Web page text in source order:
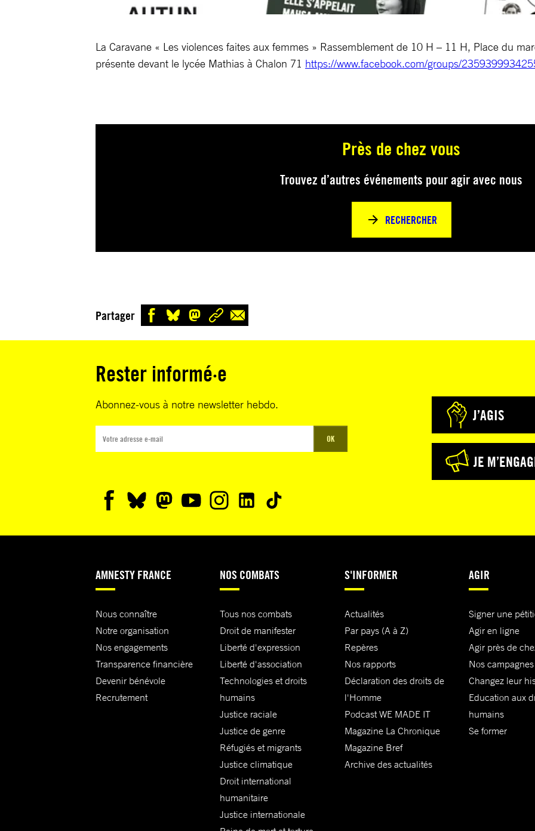
La Caravane « Les violences faites aux femmes » Rassemblement de 10 H – 11 H, Place du
présente devant le lycée Mathias à Chalon 71 https://www.facebook.com/groups/
Près de chez vous
Trouvez d’autres événements pour agir avec nous
RECHERCHER
Partager
Rester informé·e
Abonnez-vous à notre newsletter hebdo.
OK
J’AGIS
JE
AMNESTY FRANCE
Nous connaître
Notre organisation
Nos engagements
Transparence financière
Devenir bénévole
Recrutement
NOS COMBATS
Tous nos combats
Droit de manifester
Liberté d'expression
Liberté d'association
Technologies et droits
humains
Justice raciale
Justice de genre
Réfugiés et migrants
Justice climatique
Droit international
humanitaire
Justice internationale
S'INFORMER
Actualités
Par pays (A à Z)
Repères
Nos rapports
Déclaration des droits de
l'Homme
Podcast WE MADE IT
Magazine La Chronique
Magazine Bref
Archive des actualités
AGIR
Signer une
Agir en ligne
Agir près de
Nos campagnes
Changez leur
Education aux
humains
Se former